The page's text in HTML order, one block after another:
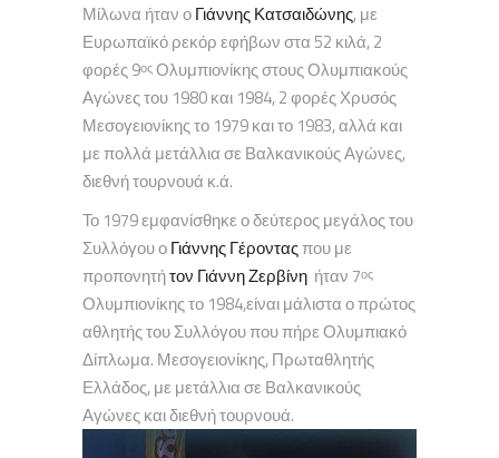
Μίλωνα ήταν οΓιάννης Κατσαιδώνης, με
Ευρωπαϊκό ρεκόρ εφήβων στα 52 κιλά, 2
φορές 9οςΟλυμπιονίκης στους Ολυμπιακούς
Αγώνες του 1980 και 1984, 2 φορές Χρυσός
Μεσογειονίκης το 1979 και το 1983, αλλά και
με πολλά μετάλλια σε Βαλκανικούς Αγώνες,
διεθνή τουρνουά κ.ά.
Το 1979 εμφανίσθηκε ο δεύτερος μεγάλος του
Συλλόγου οΓιάννης Γέρονταςπου με
προπονητήτον Γιάννη Ζερβίνη ήταν 7ος
Ολυμπιονίκης το 1984,είναι μάλιστα ο πρώτος
αθλητής του Συλλόγου που πήρε Ολυμπιακό
Δίπλωμα. Μεσογειονίκης, Πρωταθλητής
Ελλάδος, με μετάλλια σε Βαλκανικούς
Αγώνες και διεθνή τουρνουά.